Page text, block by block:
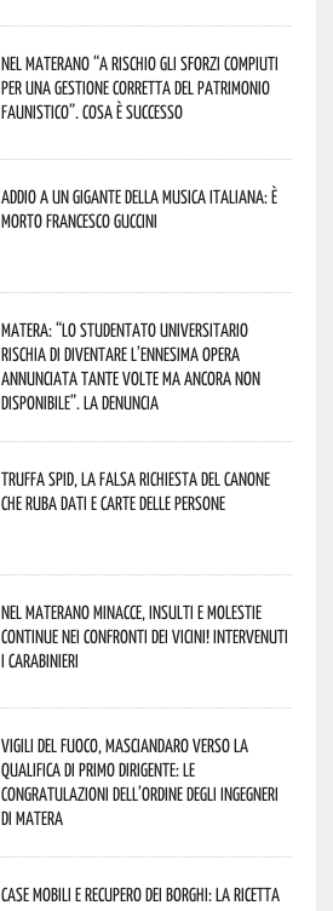
Nel materano “a rischio gli sforzi compiuti
per una gestione corretta del patrimonio
faunistico”. Cosa è successo
Addio a un gigante della musica italiana: è
morto Francesco Guccini
Matera: “Lo studentato universitario
rischia di diventare l’ennesima opera
annunciata tante volte ma ancora non
disponibile”. La denuncia
Truffa Spid, la falsa richiesta del canone
che ruba dati e carte delle persone
Nel materano minacce, insulti e molestie
continue nei confronti dei vicini! Intervenuti
i Carabinieri
Vigili del Fuoco, Masciandaro verso la
qualifica di Primo Dirigente: le
congratulazioni dell’Ordine degli Ingegneri
di Matera
Case mobili e recupero dei borghi: la ricetta